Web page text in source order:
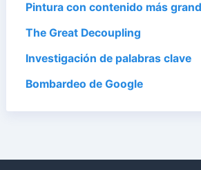
Pintura con contenido más
The Great Decoupling
Investigación de palabras clave
Bombardeo de Google